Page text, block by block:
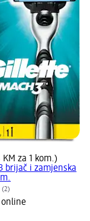
KM za 1 kom.)
brijač i zamjenska
(2)